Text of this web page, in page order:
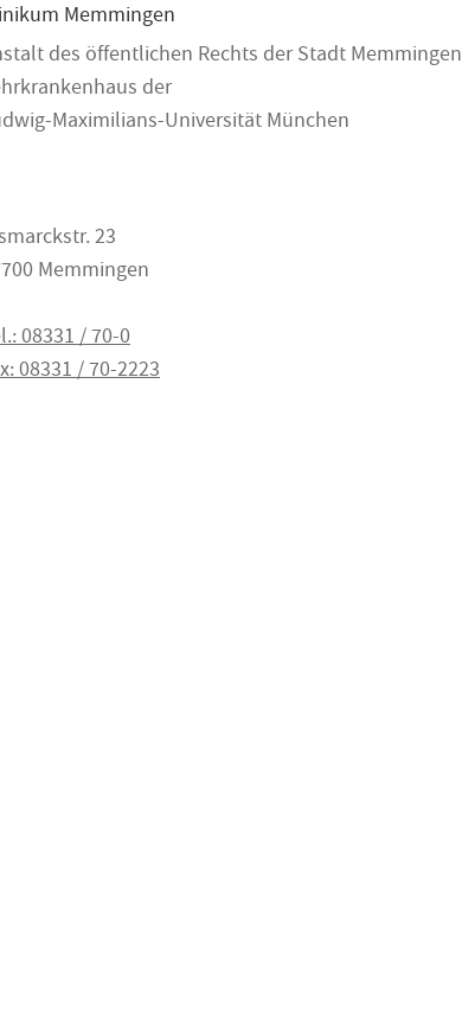
Memmingen
des öffentlichen Rechts der Stadt Memmingen
der
Maximilians-Universität München
23
Memmingen
08331 / 70-0
08331 / 70-2223